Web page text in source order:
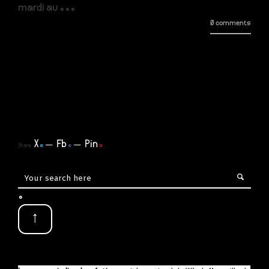
mardi au ...
0 comments
Share X. Fb. Pin.
.
↑